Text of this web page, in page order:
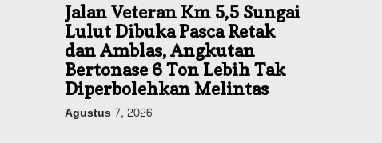
Jalan Veteran Km 5,5 Sungai
Lulut Dibuka Pasca Retak
dan Amblas, Angkutan
Bertonase 6 Ton Lebih Tak
Diperbolehkan Melintas
Agustus 7, 2026